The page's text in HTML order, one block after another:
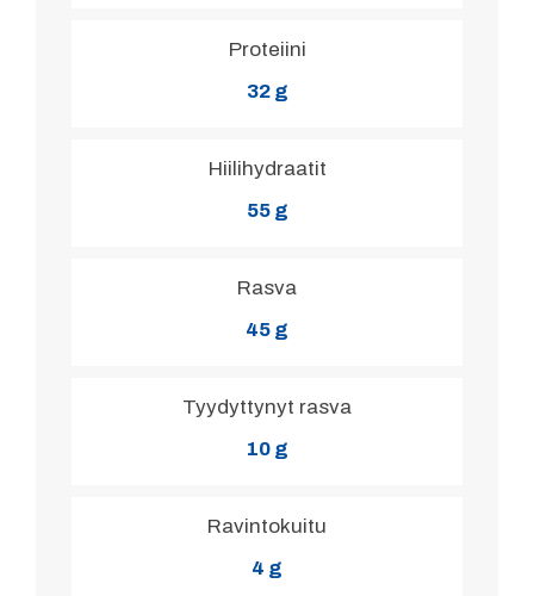
Proteiini
32 g
Hiilihydraatit
55 g
Rasva
45 g
Tyydyttynyt rasva
10 g
Ravintokuitu
4 g